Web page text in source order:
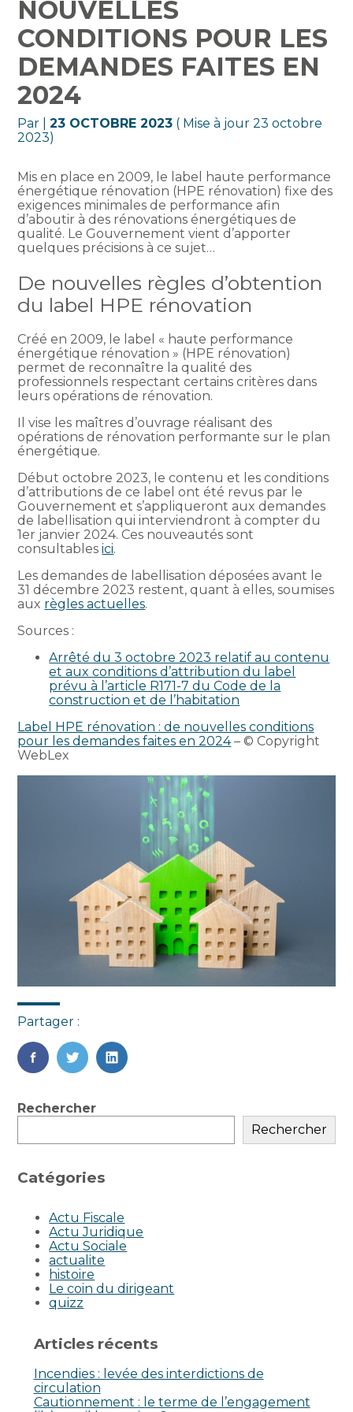
NOUVELLES
CONDITIONS POUR LES
DEMANDES FAITES EN
2024
Par |23 OCTOBRE 2023 ( Mise à jour 23 octobre
2023)
Mis en place en 2009, le label haute performance
énergétique rénovation (HPE rénovation) fixe des
exigences minimales de performance afin
d’aboutir à des rénovations énergétiques de
qualité. Le Gouvernement vient d’apporter
quelques précisions à ce sujet…
De nouvelles règles d’obtention
du label HPE rénovation
Créé en 2009, le label « haute performance
énergétique rénovation » (HPE rénovation)
permet de reconnaître la qualité des
professionnels respectant certains critères dans
leurs opérations de rénovation.
Il vise les maîtres d’ouvrage réalisant des
opérations de rénovation performante sur le plan
énergétique.
Début octobre 2023, le contenu et les conditions
d’attributions de ce label ont été revus par le
Gouvernement et s’appliqueront aux demandes
de labellisation qui interviendront à compter du
1er janvier 2024. Ces nouveautés sont
consultablesici.
Les demandes de labellisation déposées avant le
31 décembre 2023 restent, quant à elles, soumises
aux règles actuelles.
Sources :
Arrêté du 3 octobre 2023 relatif au contenu
et aux conditions d’attribution du label
prévu à l’article R171-7 du Code de la
construction et de l’habitation
Label HPE rénovation : de nouvelles conditions
pour les demandes faites en 2024– © Copyright
WebLex
Partager :
FaceBook
TwitterLinkedIn
Blog
Rechercher
Rechercher
Catégories
Actu Fiscale
Actu Juridique
Actu Sociale
actualite
histoire
Le coin du dirigeant
quizz
Articles récents
Incendies : levée des interdictions de
circulation
Cautionnement : le terme de l’engagement